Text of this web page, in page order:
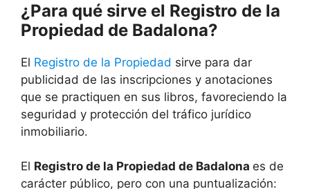
¿Para qué sirve el Registro de la
Propiedad de Badalona?
El Registro de la Propiedad sirve para dar
publicidad de las inscripciones y anotaciones
que se practiquen en sus libros, favoreciendo la
seguridad y protección del tráfico jurídico
inmobiliario.
El Registro de la Propiedad de Badalona es de
carácter público, pero con una puntualización: